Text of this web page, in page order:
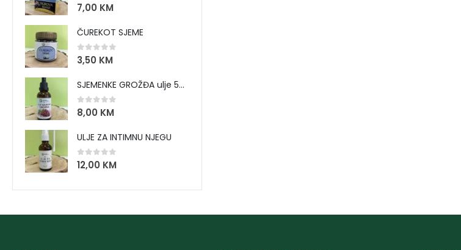
0 out of 5
7,00 KM
ČUREKOT SJEME
0 out of 5
3,50 KM
SJEMENKE GROŽĐA ulje 50 ml
0 out of 5
8,00 KM
ULJE ZA INTIMNU NJEGU
0out of 5
12,00 KM